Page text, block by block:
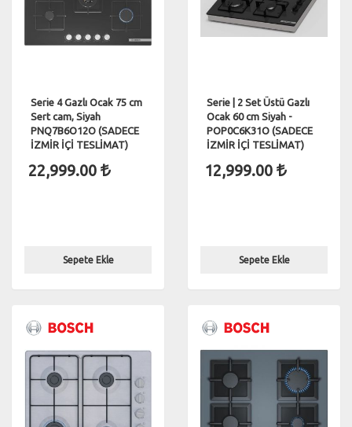
Serie 4 Gazlı Ocak 75 cm
Sert cam, Siyah
PNQ7B6O12O (SADECE
İZMİR İÇİ TESLİMAT)
22,999.00
Sepete Ekle
Serie | 2 Set Üstü Gazlı
Ocak 60 cm Siyah -
POP0C6K31O (SADECE
İZMİR İÇİ TESLİMAT)
12,999.00
Sepete Ekle